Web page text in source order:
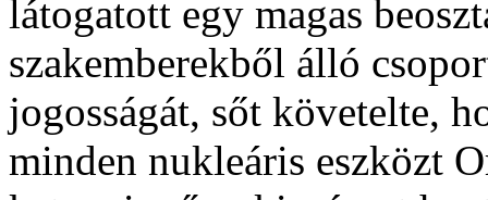
látogatott egy magas
szakemberekből álló
jogosságát, sőt követelte,
minden nukleáris eszközt